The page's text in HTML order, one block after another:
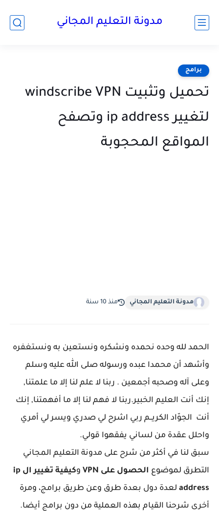
مدونة التعليم المجاني
برامج
تحميل وتثبيت windscribe VPN
لتغيير ip address وتصفح
المواقع المحجوبة
مدونة التعليم المجاني منذ 10 سنة
الحمد لله وحده نحمده ونشكره ونستعين به ونستغفره
وأشهد أن محمدا عبده ورسوله صلى الله عليه وسلم
وعلى آله وصحبه أجمعين . ربنا لا علم لنا إلا ما علمتنا,
إنك أنت العليم الخبير.ربنا لا فهم لنا إلا ما أفهمتنا, إنك
أنت الجوّاد الكريــم ربي اشرح لي صدري ويسر لي أمري
واحلل عقدة من لساني يفقهوا قولي.
سبق لنا في أكثر من شرح على مدونة التعليم المجاني
التطرق لموضوع الحصول على VPN و
كيفية تغيير ال ip
address لعدة دول بعدة طرق وعن طريق برامج، ومرة
أخرى شرحنا القيام بهذه العملية من دون برامج أيضا.